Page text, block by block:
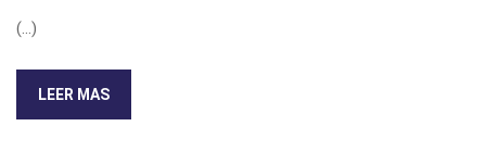
(...)
LEER MAS